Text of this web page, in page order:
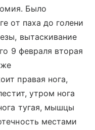
Было
от паха до голени
вытаскивание
9 февраля вторая
правая нога,
утром нога
тугая, мышцы
местами